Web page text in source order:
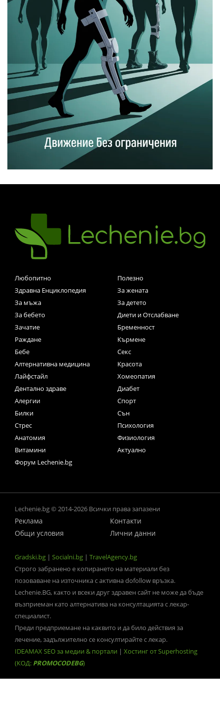
Любопитно
Полезно
Здравна Енциклопедия
За жената
За мъжа
За детето
За бебето
Диети и Отслабване
Зачатие
Бременност
Раждане
Кърмене
Бебе
Секс
Алтернативна медицина
Красота
Лайфстайл
Хомеопатия
Дентално здраве
Диабет
Алергии
Спорт
Билки
Сън
Стрес
Психология
Анатомия
Физиология
Витамини
Актуално
Форум Lechenie.bg
Lechenie.bg © 2014-2026 Всички права запазени
Реклама
Контакти
Общи условия
Лични данни
Gradski.bg | Socialni.bg | TravelAgency.bg
Строго забранено е копирането на материали без
позоваване на източника с активна dofollow връзка.
Lechenie.BG, както и всеки друг здравен сайт не може да бъде
възприеман като алтернатива на консултацията с лекар-
специалист.
Преди предприемане на каквито и да било действия за
лечение, задължително се консултирайте с лекар.
IDEAMAX SEO за медии & портали | Хостинг от Superhosting
(КОД: PROMOCODEBG)